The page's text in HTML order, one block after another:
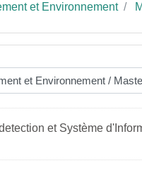
et Environnement
et Système